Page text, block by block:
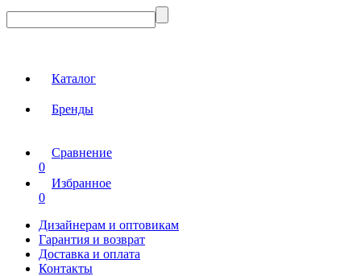
Каталог
Бренды
Сравнение
0
Избранное
0
Дизайнерам и оптовикам
Гарантия и возврат
Доставка и оплата
Контакты